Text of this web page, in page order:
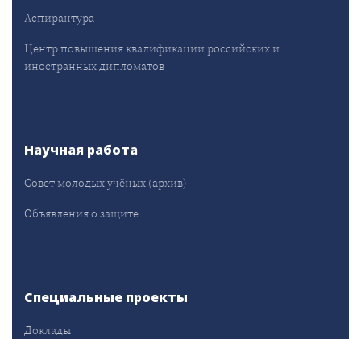
Аспирантура
Центр повышения квалификации российских и
иностранных дипломатов
Научная работа
Совет молодых учёных (архив)
Объявления о защите
Специальные проекты
Доклады